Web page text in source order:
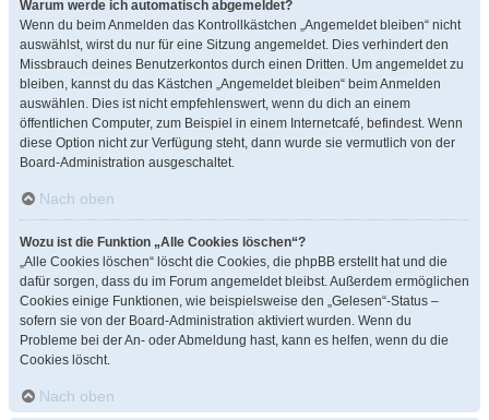
Warum werde ich automatisch abgemeldet?
Wenn du beim Anmelden das Kontrollkästchen „Angemeldet bleiben“ nicht
auswählst, wirst du nur für eine Sitzung angemeldet. Dies verhindert den
Missbrauch deines Benutzerkontos durch einen Dritten. Um angemeldet zu
bleiben, kannst du das Kästchen „Angemeldet bleiben“ beim Anmelden
auswählen. Dies ist nicht empfehlenswert, wenn du dich an einem
öffentlichen Computer, zum Beispiel in einem Internetcafé, befindest. Wenn
diese Option nicht zur Verfügung steht, dann wurde sie vermutlich von der
Board-Administration ausgeschaltet.
Nach oben
Wozu ist die Funktion „Alle Cookies löschen“?
„Alle Cookies löschen“ löscht die Cookies, die phpBB erstellt hat und die
dafür sorgen, dass du im Forum angemeldet bleibst. Außerdem ermöglichen
Cookies einige Funktionen, wie beispielsweise den „Gelesen“-Status –
sofern sie von der Board-Administration aktiviert wurden. Wenn du
Probleme bei der An- oder Abmeldung hast, kann es helfen, wenn du die
Cookies löscht.
Nach oben